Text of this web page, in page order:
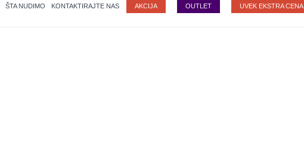
ŠTA NUDIMO KONTAKTIRAJTE NAS AKCIJA OUTLET UVEK EKSTRA CENA